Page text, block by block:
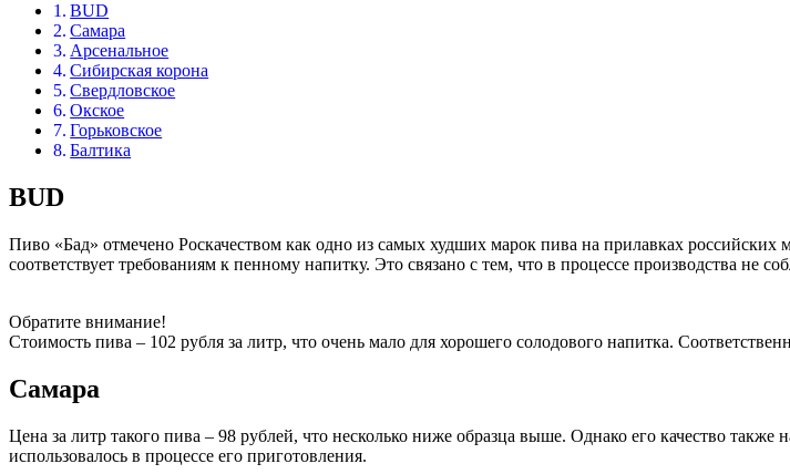
BUD
Самара
Арсенальное
Сибирская корона
Свердловское
Окское
Горьковское
Балтика
BUD
Пиво «Бад» отмечено Роскачеством как одно из самых худших марок пива на прилавках
соответствует требованиям к пенному напитку. Это связано с тем, что в процессе производства не
Обратите внимание!
Стоимость пива – 102 рубля за литр, что очень мало для хорошего солодового напитка.
Самара
Цена за литр такого пива – 98 рублей, что несколько ниже образца выше. Однако его качество также
использовалось в процессе его приготовления.